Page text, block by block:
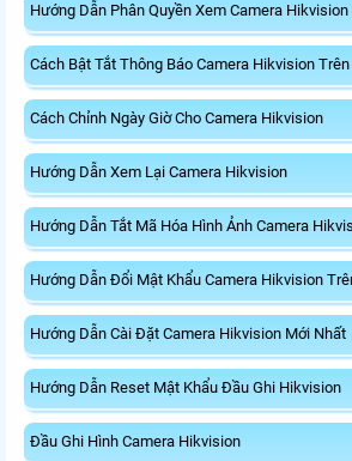
Hướng Dẫn Phân Quyền Xem Camera Hikvision
Cách Bật Tắt Thông Báo Camera Hikvision
Cách Chỉnh Ngày Giờ Cho Camera Hikvision
Hướng Dẫn Xem Lại Camera Hikvision
Hướng Dẫn Tắt Mã Hóa Hình Ảnh Camera
Hướng Dẫn Đổi Mật Khẩu Camera Hikvision
Hướng Dẫn Cài Đặt Camera Hikvision Mới Nhất
Hướng Dẫn Reset Mật Khẩu Đầu Ghi Hikvision
Đầu Ghi Hình Camera Hikvision